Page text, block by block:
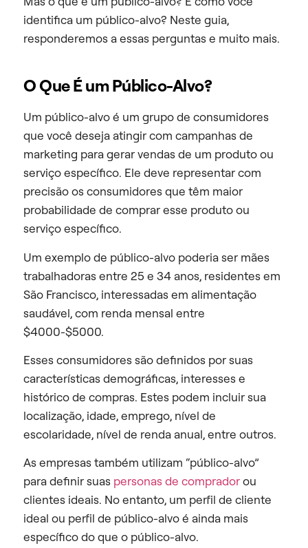
identifica um público-alvo? Neste guia,
responderemos a essas perguntas e muito mais.
O Que É um Público-Alvo?
Um público-alvo é um grupo de consumidores
que você deseja atingir com campanhas de
marketing para gerar vendas de um produto ou
serviço específico. Ele deve representar com
precisão os consumidores que têm maior
probabilidade de comprar esse produto ou
serviço específico.
Um exemplo de público-alvo poderia ser mães
trabalhadoras entre 25 e 34 anos, residentes em
São Francisco, interessadas em alimentação
saudável, com renda mensal entre
$4000-$5000.
Esses consumidores são definidos por suas
características demográficas, interesses e
histórico de compras. Estes podem incluir sua
localização, idade, emprego, nível de
escolaridade, nível de renda anual, entre outros.
As empresas também utilizam “público-alvo”
para definir suas personas de compradorou
clientes ideais. No entanto, um perfil de cliente
ideal ou perfil de público-alvo é ainda mais
específico do que o público-alvo.